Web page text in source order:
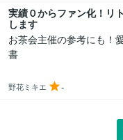
実績０からファン化！リ
します
お茶会主催の参考にも！
書
野花ミキエ -